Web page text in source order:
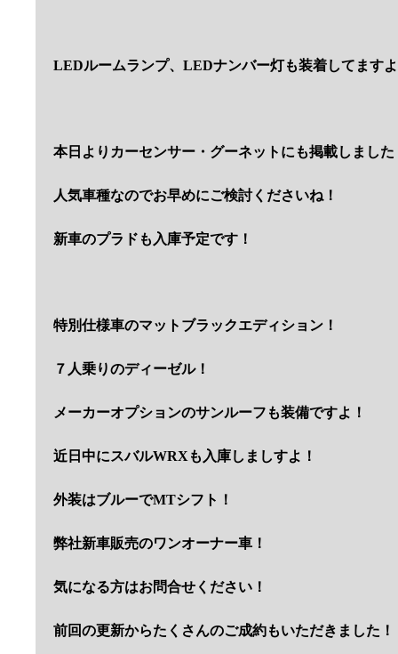
LEDルームランプ、LEDナンバー灯も装着してます
本日よりカーセンサー・グーネットにも掲載しました
人気車種なのでお早めにご検討くださいね！
新車のプラドも入庫予定です！
特別仕様車のマットブラックエディション！
７人乗りのディーゼル！
メーカーオプションのサンルーフも装備ですよ！
近日中にスバルWRXも入庫しましすよ！
外装はブルーでMTシフト！
弊社新車販売のワンオーナー車！
気になる方はお問合せください！
前回の更新からたくさんのご成約もいただきました！